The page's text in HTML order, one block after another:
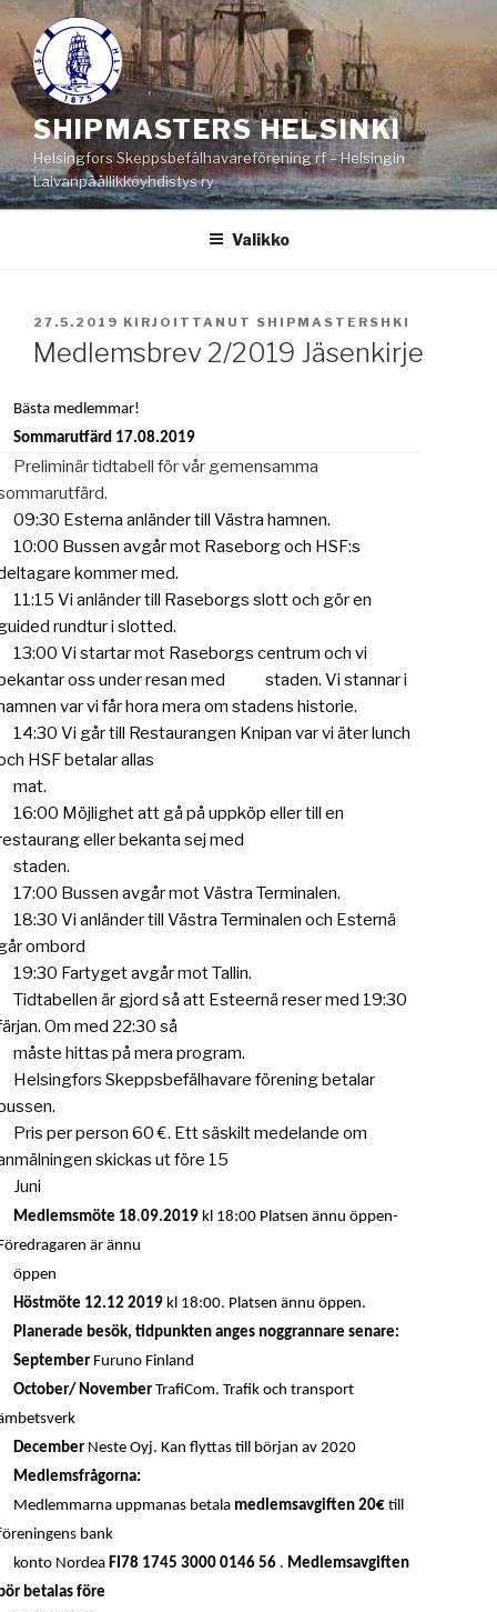
Siirry
sisältöön
SHIPMASTERS HELSINKI
Helsingfors Skeppsbefälhavareförening rf – Helsingin
Laivanpäällikköyhdistys ry
Valikko
JULKAISTU
27.5.2019 KIRJOITTANUT SHIPMASTERSHKI
Medlemsbrev 2/2019 Jäsenkirje
medlemmar!
17.08.2019
tidtabell för vår gemensamma
Esterna anländer till Västra hamnen.
Bussen avgår mot Raseborg och HSF:s
kommer med.
Vi anländer till Raseborgs slott och gör en
rundtur i slotted.
Vi startar mot Raseborgs centrum och vi
oss under resan med
staden. Vi stannar i
var vi får hora mera om stadens historie.
Vi går till Restaurangen Knipan var vi äter lunch
HSF betalar allas
Möjlighet att gå på uppköp eller till en
eller bekanta sej med
Bussen avgår mot Västra Terminalen.
Vi anländer till Västra Terminalen och Esternä
ombord
Fartyget avgår mot Tallin.
är gjord så att Esteernä reser med 19:30
Om med 22:30 så
hittas på mera program.
Skeppsbefälhavare förening betalar
per person 60 €. Ett säskilt medelande om
skickas ut före 15
Medlemsmöte 18.09.2019 kl 18:00 Platsen ännu öppen-
är ännu
12.12 2019 kl 18:00. Platsen ännu öppen.
besök, tidpunkten anges noggrannare senare:
Furuno Finland
NovemberTrafiCom. Trafik och transport
Neste Oyj. Kan flyttas till början av 2020
uppmanas betala medlemsavgiften 20€ till
bank
NordeaFI78 1745 3000 0146 56 . Medlemsavgiften
betalas före